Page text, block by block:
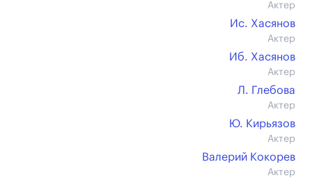
Актер
Ис. Хасянов
Актер
Иб. Хасянов
Актер
Л. Глебова
Актер
Ю. Кирьязов
Актер
Валерий Кокорев
Актер